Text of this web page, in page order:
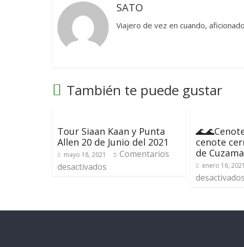
SATO
Viajero de vez en cuando,
También te puede gustar
Tour Siaan Kaan y Punta
Allen 20 de Junio del 2021
mayo 18, 2021
Comentarios
desactivados
cenote
de
enero 16, 2021
desactivados